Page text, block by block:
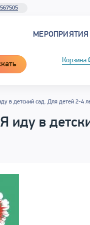
МЕРОПРИЯТИЯ
Корзина
в детский сад. Для детей 2-4
иду в